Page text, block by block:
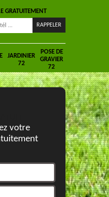
GRATUITEMENT
JARDINIER
72
POSE DE
GRAVIER
72
votre